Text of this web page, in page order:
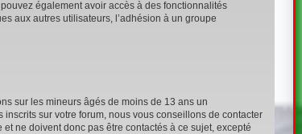
également avoir accès à des fonctionnalités
aux autres utilisateurs, l’adhésion à un groupe
sur les mineurs âgés de moins de 13 ans un
sur votre forum, nous vous conseillons de contacter
ne doivent donc pas être contactés à ce sujet, excepté